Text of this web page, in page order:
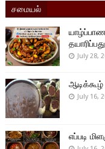
சமையல்
யாழ்ப்பாண
July 28,
ஆடிக்கூழ்
July 16,
எப்படி